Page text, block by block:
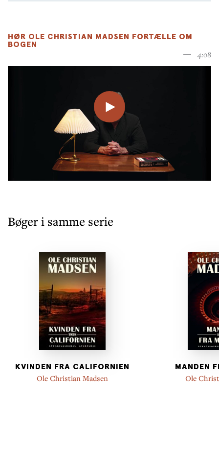
HØR OLE CHRISTIAN MADSEN FORTÆLLE OM
BOGEN
4:08
Bøger i samme serie
KVINDEN FRA CALIFORNIEN
Ole Christian Madsen
MANDEN
Ole